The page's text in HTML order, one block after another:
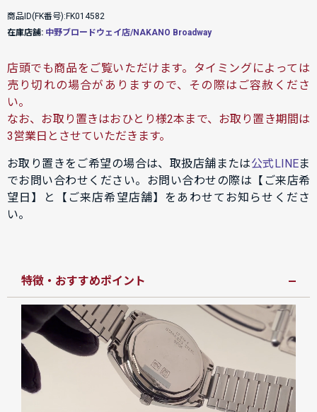
商品ID(FK番号):FK014582
在庫店舗: 中野ブロードウェイ店/NAKANO Broadway
店頭でも商品をご覧いただけます。タイミングによっては
売り切れの場合がありますので、その際はご容赦くださ
い。
なお、お取り置きはおひとり様2本まで、お取り置き期間は
3営業日とさせていただきます。
お取り置きをご希望の場合は、取扱店舗または公式LINEま
でお問い合わせください。お問い合わせの際は【ご来店希
望日】と【ご来店希望店舗】をあわせてお知らせくださ
い。
特徴・おすすめポイント